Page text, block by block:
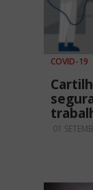
COVID-19
01